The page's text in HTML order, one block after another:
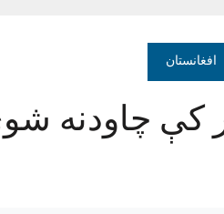
جوړ شوي کورونه وسپارل شول
شوې ۱۹ کسیزې ډلې د پاتې ۱۴ غړو مړي هم وموندل شول
کې د راستنېدونکو د ننګونو او فرصتونو په اړه د
واقعیت
افغانستان
کې چاودنه